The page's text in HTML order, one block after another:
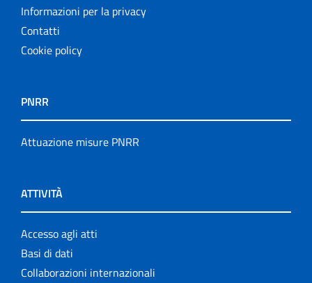
Informazioni per la privacy
Contatti
Cookie policy
PNRR
Attuazione misure PNRR
ATTIVITÀ
Accesso agli atti
Basi di dati
Collaborazioni internazionali